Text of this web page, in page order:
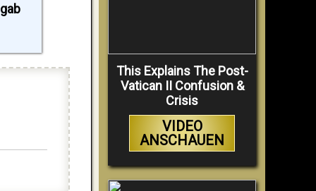
This Explains The Post-
Vatican II Confusion &
Crisis
VIDEO
ANSCHAUEN